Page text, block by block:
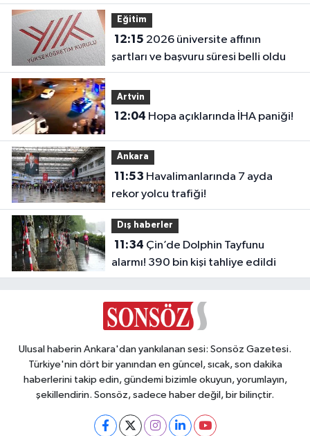
Eğitim
12:15
şartları ve başvuru süresi belli oldu
Artvin
12:04 Hopa açıklarında İHA paniği!
Ankara
11:53
rekor yolcu trafiği!
Dış haberler
11:34
alarmı! 390 bin kişi tahliye edildi
Ulusal haberin Ankara'dan yankılanan sesi: Sonsöz Gazetesi.
Türkiye'nin dört bir yanından en güncel, sıcak, son dakika
haberlerini takip edin, gündemi bizimle okuyun, yorumlayın,
şekillendirin. Sonsöz, sadece haber değil, bir bilinçtir.